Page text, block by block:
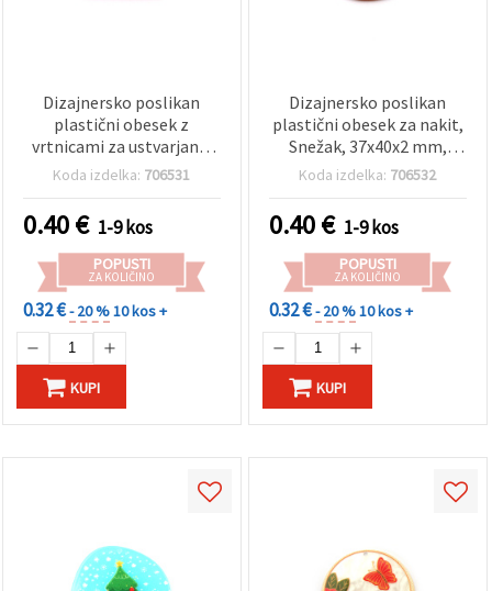
Dizajnersko poslikan
plastični obesek z
vrtnicami za ustvarjanje
nakita, 35x35x2 mm,
Koda izdelka: 706531
0.40€ 1-9 kos
POPUSTI
ZA KOLIČINO
0.32 €- 20 %10 kos +
KUPI
Dizajnersko poslikan
plastični obesek za nakit,
Snežak, 37x40x2 mm,
luknja: 1 mm
Koda izdelka: 706532
0.40€ 1-9 kos
POPUSTI
ZA KOLIČINO
0.32 €- 20 %10 kos +
KUPI